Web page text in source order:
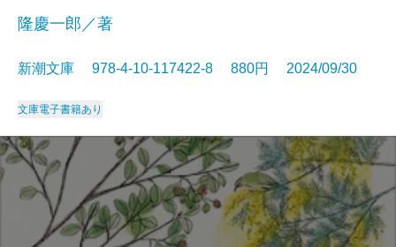
隆慶一郎／著
新潮文庫 978-4-10-117422-8 880円 2024/09/30
文庫電子書籍あり